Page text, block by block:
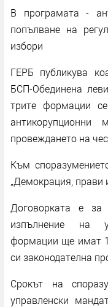
В програмата -
попълване на
избори
ГЕРБ публикува
БСП-Обединена
трите формации
провеждането на
Към
„Демокрация, прави
Договорката е за
изпълнение на
формации ще имат
си законодателна
Срокът на
управленски